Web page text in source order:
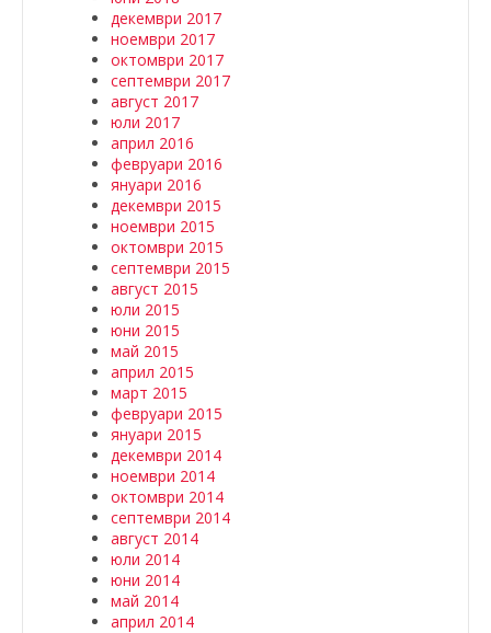
декември 2017
ноември 2017
октомври 2017
септември 2017
август 2017
юли 2017
април 2016
февруари 2016
януари 2016
декември 2015
ноември 2015
октомври 2015
септември 2015
август 2015
юли 2015
юни 2015
май 2015
април 2015
март 2015
февруари 2015
януари 2015
декември 2014
ноември 2014
октомври 2014
септември 2014
август 2014
юли 2014
юни 2014
май 2014
април 2014